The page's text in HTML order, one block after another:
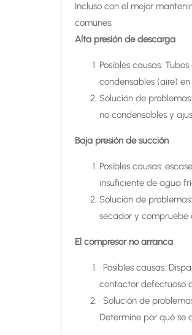
Incluso con el mejor
comunes:
Alta presión de descarga
Posibles causas:
condensables (aire)
Solución de
no condensables y
Baja presión de succión
Posibles causas:
insuficiente de agua
Solución de
secador y compruebe
El compresor no arranca
· Posibles causas:
contactor defectuoso
· Solución de
Determine por qué se